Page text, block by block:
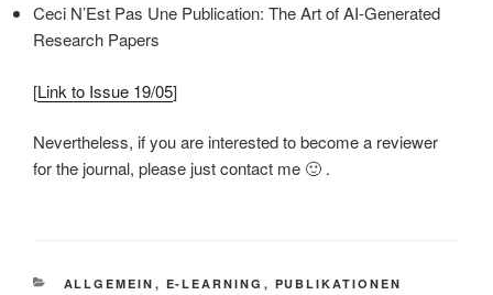
Ceci N’Est Pas Une Publication: The Art of AI-Generated
Research Papers
[Link to Issue 19/05]
Nevertheless, if you are interested to become a reviewer
for the journal, please just contact me 🙂 .
KATEGORIEN
ALLGEMEIN , E-LEARNING , PUBLIKATIONEN